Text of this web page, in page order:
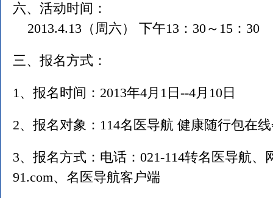
六、活动时间：
2013.4.13（周六） 下午13：30～15：30
三、报名方式：
1、报名时间：2013年4月1日--4月10日
2、报名对象：114名医导航 健康随行包在
3、报名方式：电话：021-114转名医导航、
91.com、名医导航客户端